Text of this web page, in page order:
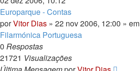
Europarque - Contas
porVitor Dias » 22 nov 2006, 12:00 » em
Filarmónica Portuguesa
0 Respostas
21721 Visualizações